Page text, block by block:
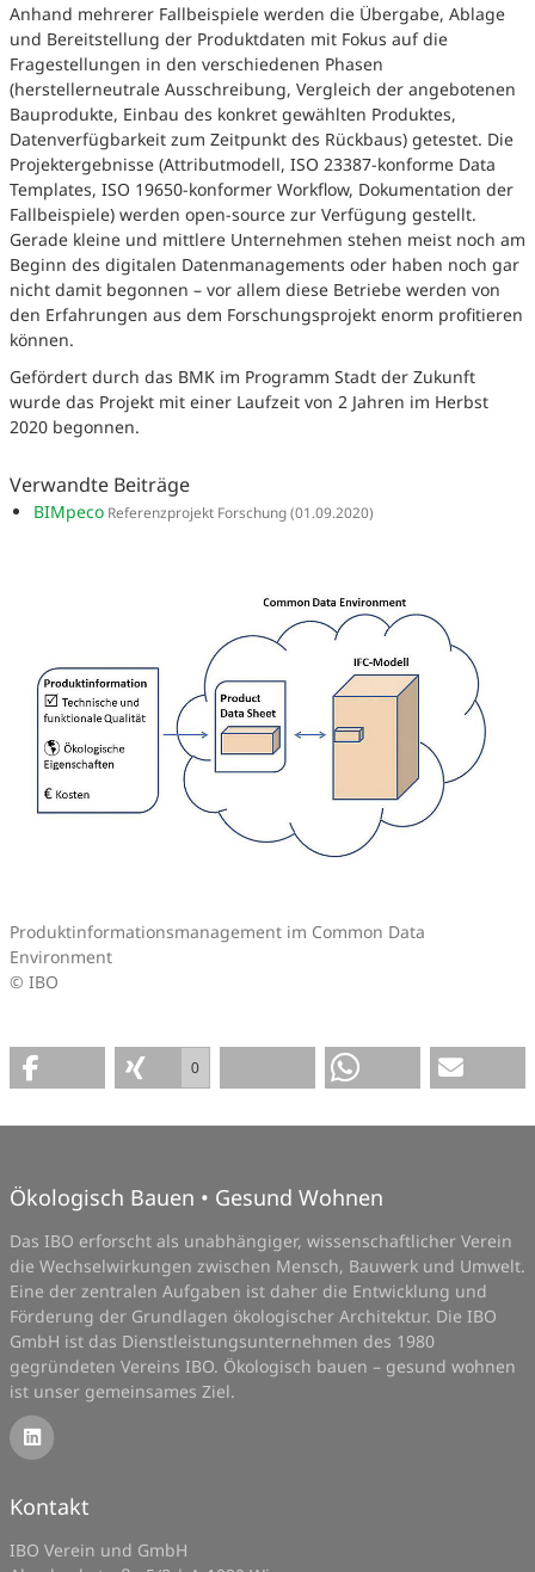
Anhand mehrerer Fallbeispiele werden die Übergabe, Ablage
und Bereitstellung der Produktdaten mit Fokus auf die
Fragestellungen in den verschiedenen Phasen
(herstellerneutrale Ausschreibung, Vergleich der angebotenen
Bauprodukte, Einbau des konkret gewählten Produktes,
Datenverfügbarkeit zum Zeitpunkt des Rückbaus) getestet. Die
Projektergebnisse (Attributmodell, ISO 23387-konforme Data
Templates, ISO 19650-konformer Workflow, Dokumentation der
Fallbeispiele) werden open-source zur Verfügung gestellt.
Gerade kleine und mittlere Unternehmen stehen meist noch am
Beginn des digitalen Datenmanagements oder haben noch gar
nicht damit begonnen – vor allem diese Betriebe werden von
den Erfahrungen aus dem Forschungsprojekt enorm profitieren
können.
Gefördert durch das BMK im Programm Stadt der Zukunft
wurde das Projekt mit einer Laufzeit von 2 Jahren im Herbst
2020 begonnen.
Verwandte Beiträge
BIMpeco Referenzprojekt Forschung(01.09.2020)
Produktinformationsmanagement im Common Data
Environment
© IBO
0
Ökologisch Bauen • Gesund Wohnen
Das IBO erforscht als unabhängiger, wissenschaftlicher Verein
die Wechselwirkungen zwischen Mensch, Bauwerk und Umwelt.
Eine der zentralen Aufgaben ist daher die Entwicklung und
Förderung der Grundlagen ökologischer Architektur. Die IBO
GmbH ist das Dienstleistungsunternehmen des 1980
gegründeten Vereins IBO. Ökologisch bauen – gesund wohnen
ist unser gemeinsames Ziel.
Kontakt
IBO Verein und GmbH